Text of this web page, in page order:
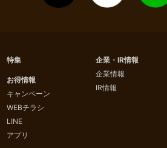
特集
お得情報
キャンペーン
WEBチラシ
LINE
アプリ
企業・IR情報
企業情報
IR情報